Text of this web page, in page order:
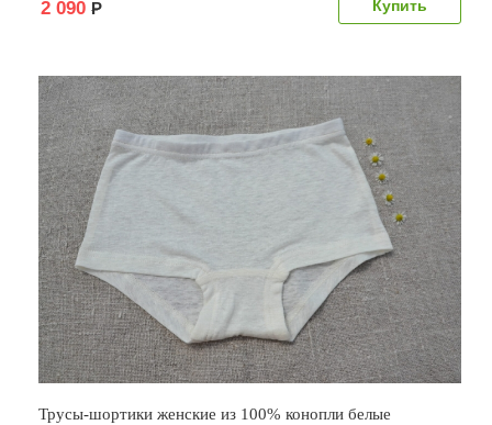
2 090 Р
Трусы-шортики женские из 100% конопли белые